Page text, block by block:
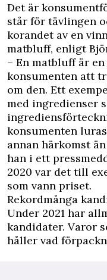
Det är
står för tävlingen
korandet av en
matbluff, enligt
– En matbluff är
konsumenten att
om den. Ett
med ingredienser
konsumenten
annan härkomst
han i ett
2020 var det till
som vann priset.
Rekordmånga
Under 2021 har
kandidater. Varor
håller vad